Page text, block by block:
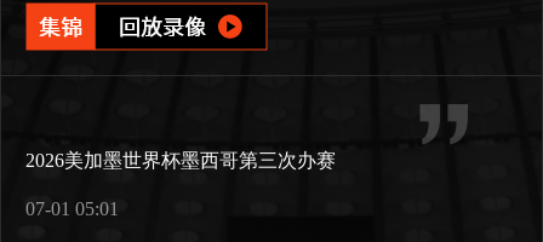
2026美加墨世界杯墨西哥第三次办赛
07-01 05:01